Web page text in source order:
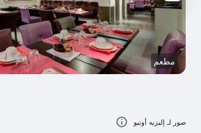
مطعم
صور لـ إليزيه أونيو